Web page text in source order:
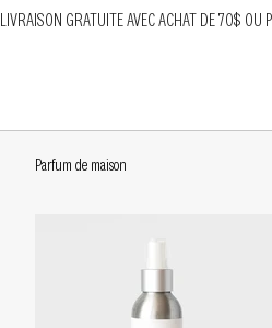
LIVRAISON GRATUITE AVEC ACHAT DE 70$
Parfum de maison